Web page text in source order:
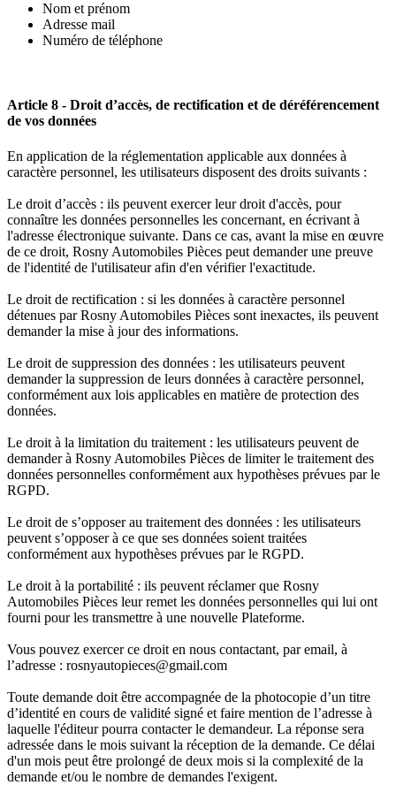
Nom et prénom
Adresse mail
Numéro de téléphone
Article 8 - Droit d’accès, de rectification et de déréférencement
de vos données
En application de la réglementation applicable aux données à
caractère personnel, les utilisateurs disposent des droits suivants :
Le droit d’accès : ils peuvent exercer leur droit d'accès, pour
connaître les données personnelles les concernant, en écrivant à
l'adresse électronique suivante. Dans ce cas, avant la mise en œuvre
de ce droit, Rosny Automobiles Pièces peut demander une preuve
de l'identité de l'utilisateur afin d'en vérifier l'exactitude.
Le droit de rectification : si les données à caractère personnel
détenues par Rosny Automobiles Pièces sont inexactes, ils peuvent
demander la mise à jour des informations.
Le droit de suppression des données : les utilisateurs peuvent
demander la suppression de leurs données à caractère personnel,
conformément aux lois applicables en matière de protection des
données.
Le droit à la limitation du traitement : les utilisateurs peuvent de
demander à Rosny Automobiles Pièces de limiter le traitement des
données personnelles conformément aux hypothèses prévues par le
RGPD.
Le droit de s’opposer au traitement des données : les utilisateurs
peuvent s’opposer à ce que ses données soient traitées
conformément aux hypothèses prévues par le RGPD.
Le droit à la portabilité : ils peuvent réclamer que Rosny
Automobiles Pièces leur remet les données personnelles qui lui ont
fourni pour les transmettre à une nouvelle Plateforme.
Vous pouvez exercer ce droit en nous contactant, par email, à
l’adresse : rosnyautopieces@gmail.com
Toute demande doit être accompagnée de la photocopie d’un titre
d’identité en cours de validité signé et faire mention de l’adresse à
laquelle l'éditeur pourra contacter le demandeur. La réponse sera
adressée dans le mois suivant la réception de la demande. Ce délai
d'un mois peut être prolongé de deux mois si la complexité de la
demande et/ou le nombre de demandes l'exigent.